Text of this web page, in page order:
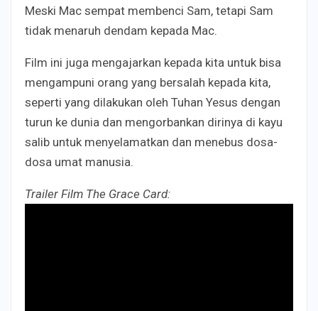
Meski Mac sempat membenci Sam, tetapi Sam
tidak menaruh dendam kepada Mac.
Film ini juga mengajarkan kepada kita untuk bisa
mengampuni orang yang bersalah kepada kita,
seperti yang dilakukan oleh Tuhan Yesus dengan
turun ke dunia dan mengorbankan dirinya di kayu
salib untuk menyelamatkan dan menebus dosa-
dosa umat manusia.
Trailer Film The Grace Card: